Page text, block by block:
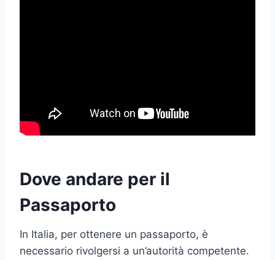
Dove andare per il
Passaporto
In Italia, per ottenere un passaporto, è
necessario rivolgersi a un’autorità competente.